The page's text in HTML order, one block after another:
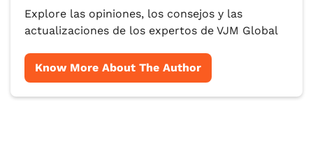
Explore las opiniones, los consejos y las
actualizaciones de los expertos de VJM Global
Know More About The Author